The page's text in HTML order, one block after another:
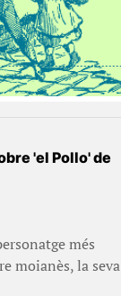
'el Pollo' de
més
moianès, la seva